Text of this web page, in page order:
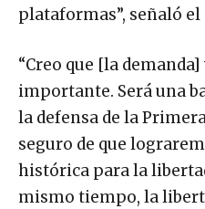
plataformas”, señaló
“Creo que [la
importante. Será una
la defensa de la
seguro de que
histórica para la
mismo tiempo, la